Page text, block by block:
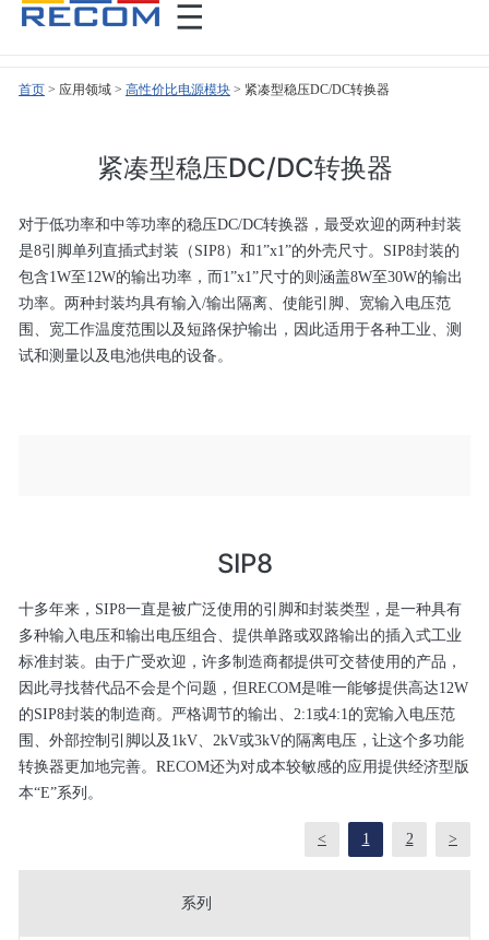
首页 > > 高性价比电源模块 > 紧凑型稳压DC/DC转换器
紧凑型稳压DC/DC转换器
对于低功率和中等功率的稳压DC/DC转换器，最受欢迎的两种封装
是8引脚单列直插式封装（SIP8）和1”x1”的外壳尺寸。SIP8封装的
包含1W至12W的输出功率，而1”x1”尺寸的则涵盖8W至30W的输出
功率。两种封装均具有输入/输出隔离、使能引脚、宽输入电压范
围、宽工作温度范围以及短路保护输出，因此适用于各种工业、测
试和测量以及电池供电的设备。
SIP8
十多年来，SIP8一直是被广泛使用的引脚和封装类型，是一种具有
多种输入电压和输出电压组合、提供单路或双路输出的插入式工业
标准封装。由于广受欢迎，许多制造商都提供可交替使用的产品，
因此寻找替代品不会是个问题，但RECOM是唯一能够提供高达12W
的SIP8封装的制造商。严格调节的输出、2:1或4:1的宽输入电压范
围、外部控制引脚以及1kV、2kV或3kV的隔离电压，让这个多功能
转换器更加地完善。RECOM还为对成本较敏感的应用提供经济型版
本“E”系列。
< 1 2 >
系列